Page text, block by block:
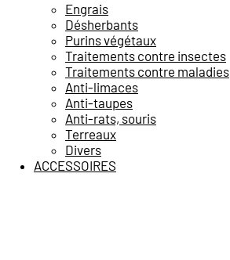
Engrais
Désherbants
Purins végétaux
Traitements contre insectes
Traitements contre maladies
Anti-limaces
Anti-taupes
Anti-rats, souris
Terreaux
Divers
ACCESSOIRES